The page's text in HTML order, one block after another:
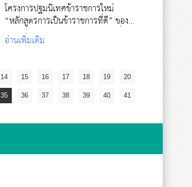
โครงการปฐมนิเทศข้าราชการใหม่
“หลักสูตรการเป็นข้าราชการที่ดี” ของ
หน่วยงานกระทรวงสาธารณสุข รุ่นที่
1/2565
อ่านเพิ่มเติม
14 15 16 17 18 19 20
35 36 37 38 39 40 41